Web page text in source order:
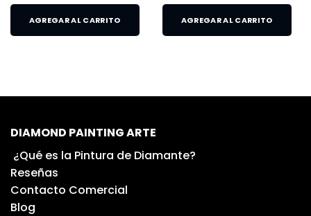
AGREGAR AL CARRITO AGREGAR AL CARRITO
DIAMOND PAINTING ARTE
¿Qué es la Pintura de Diamante?
Reseñas
Contacto Comercial
Blog